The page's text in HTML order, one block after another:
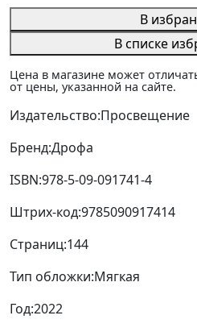
В
В списке
Цена в магазине может
от цены, указанной на сайте.
Издательство:Просвещение
Бренд:Дрофа
ISBN:978-5-09-091741-4
Штрих-код:9785090917414
Страниц:144
Тип обложки:Мягкая
Год:2022